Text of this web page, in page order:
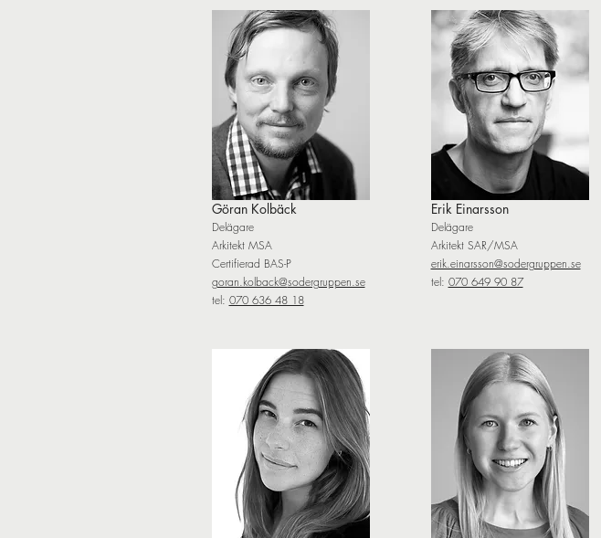
Göran Kolbäck
Delägare
Arkitekt MSA
Certifierad BAS-P
goran.kolback@sodergruppen.se
tel: 070 636 48 18
Erik Einarsson
Delägare
Arkitekt SAR/MSA
erik.einarsson@sodergruppen.se
tel: 070 649 90 87